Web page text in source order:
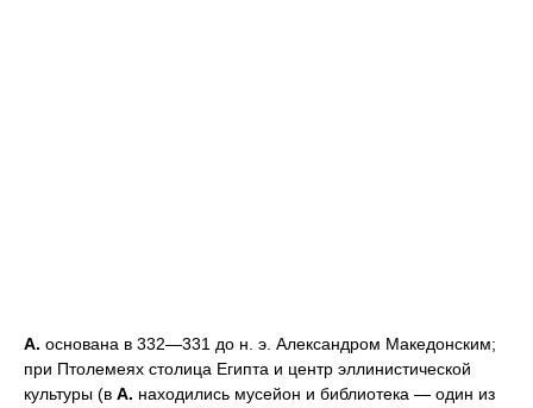
А. основана в 332—331 до н. э. Александром Македонским;
при Птолемеях столица Египта и центр эллинистической
культуры (в А. находились мусейон и библиотека — один из